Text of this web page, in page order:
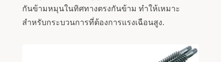
กันข้ามหมุนในทิศทางตรงกันข้าม ทำให้เหมาะ
สำหรับกระบวนการที่ต้องการแรงเฉือนสูง.